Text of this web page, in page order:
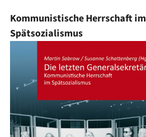
Kommunistische Herrschaft im
Spätsozialismus